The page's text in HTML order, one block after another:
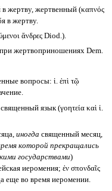
жертву, жертвенный (καπνός
в жертву.
ἄνδρες Diod.).
жертвоприношениях Dem.
вопросы: ἱ. ἐπὶ τῷ
язык (γοητεία καὶ ἱ.
иногда священный месяц,
которой прекращались
государствами)
иеромения; ἐν σπονδαῖς
еще во время иеромении.